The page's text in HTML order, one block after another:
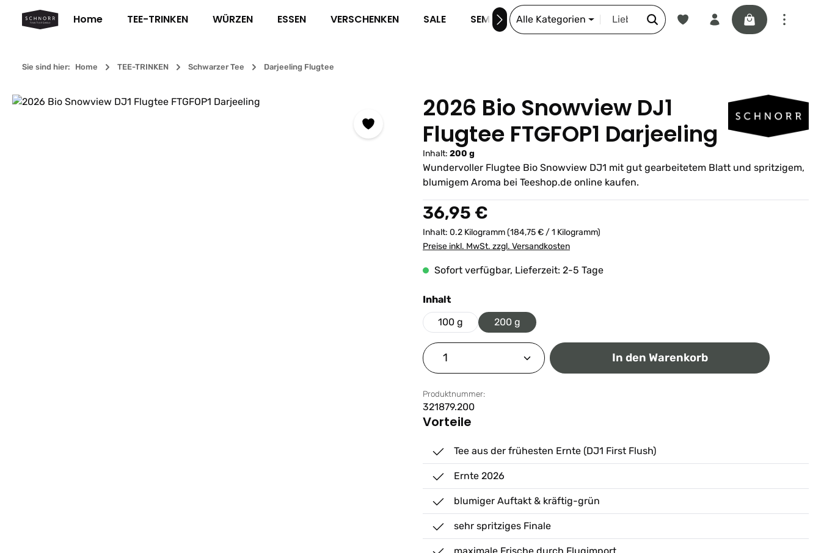
Hauptinhalt springen
Zur Suche springen
Zur Hauptnavigation springen
Home TEE-TRINKEN WÜRZEN ESSEN VERSCHENKEN SALE SEMINARE DIE SCHNORR-STORY
Alle Kategorien
Du hast 0 Produkte auf dem
Warenkorb
Sie sind hier: Home TEE-TRINKEN Schwarzer Tee Darjeeling Flugtee
Bildergalerie überspringen
2026 Bio Snowview DJ1
Flugtee FTGFOP1 Darjeeling
Inhalt: 200 g
Wundervoller Flugtee Bio Snowview DJ1 mit gut gearbeitetem Blatt und spritzigem,
blumigem Aroma bei Teeshop.de online kaufen.
Regulärer Preis:
36,95 €
Inhalt: 0.2 Kilogramm(184,75 € / 1 Kilogramm)
Preise inkl. MwSt. zzgl. Versandkosten
Sofort verfügbar, Lieferzeit: 2-5 Tage
Inhaltauswählen
100 g
200 g
Produkt Anzahl: Gib den gewünschten Wert ein oder
In den Warenkorb
Produktnummer:
321879.200
Vorteile
Tee aus der frühesten Ernte (DJ1 First Flush)
Ernte 2026
blumiger Auftakt & kräftig-grün
sehr spritziges Finale